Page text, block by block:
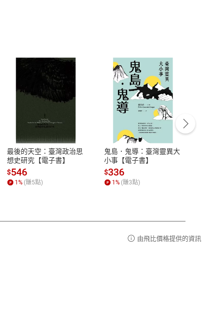
性
參
服務時間：週一到週五 10:00-12:00、
13:00-17:00 (國定假日及例假日休息)
客服電話：0080-1857077
最後的天空：臺灣政治思
想史研究【電子書】
$546
1% (賺5點)
鬼島．鬼導：臺灣靈異大
小事【電子書】
$336
1% (賺3點)
由飛比價格提供的資訊